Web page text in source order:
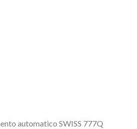
automatico SWISS 777Q